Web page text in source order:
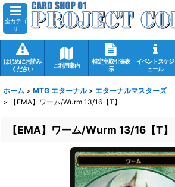
全カテゴ
リ
はじめにお読み
ください
ご利用案内
特定商取引法表
示
イベントスケジ
ュール
ホーム > MTG エターナル > エターナルマスターズ
>
【EMA】ワーム/Wurm 13/16【T】
【EMA】ワーム/Wurm 13/16【T】